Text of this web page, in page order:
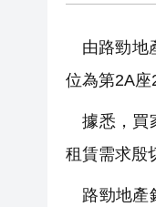
由路勁地
位為第2A座
據悉，買
租賃需求殷
路勁地產